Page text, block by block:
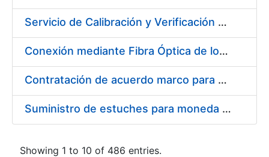
Servicio de Calibración y Verificación Externa de los Equipos de Medición del Servicio de Prevención de la FNMT-RCM
Conexión mediante Fibra Óptica de los Centros de Proceso de Datos (CPDs) de las sedes de la FNMT-RCM de Burgos y Madrid
Contratación de acuerdo marco para el Suministro de Material de Electricidad para la Fábrica Nacional de Moneda y Timbre-Real Casa de la Moneda en su centro de trabajo de Burgos
Suministro de estuches para moneda de 30 €
Showing 1 to 10 of 486 entries.